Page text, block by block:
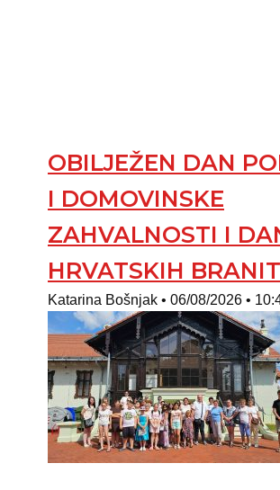
OBILJEŽEN DAN
I DOMOVINSKE
ZAHVALNOSTI I
HRVATSKIH
Katarina Bošnjak 06/08/2026